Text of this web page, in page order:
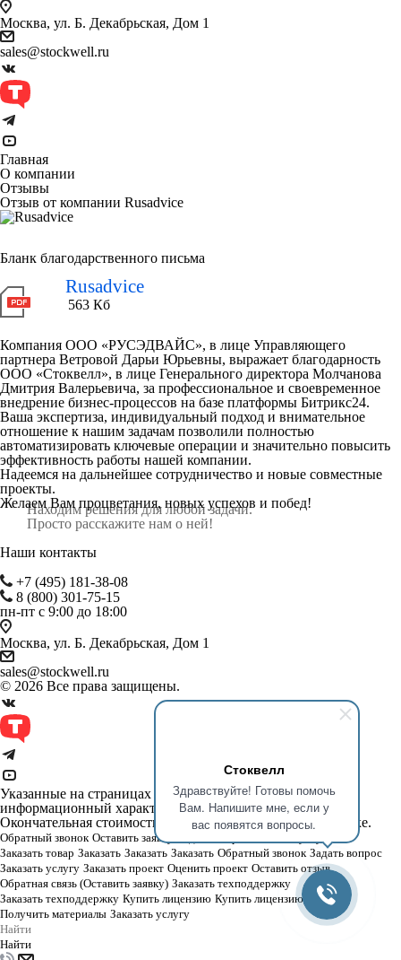
Стоквелл
Здравствуйте! Готовы помочь
Вам. Напишите мне, если у
вас появятся вопросы.
Москва, ул. Б. Декабрьская, Дом 1
sales@stockwell.ru
Главная
О компании
Отзывы
Отзыв от компании Rusadvice
Бланк благодарственного письма
Rusadvice
563 Кб
Компания ООО «РУСЭДВАЙС», в лице Управляющего
партнера Ветровой Дарьи Юрьевны, выражает благодарность
ООО «Стоквелл», в лице Генерального директора Молчанова
Дмитрия Валерьевича, за профессиональное и своевременное
внедрение бизнес-процессов на базе платформы Битрикс24.
Ваша экспертиза, индивидуальный подход и внимательное
отношение к нашим задачам позволили полностью
автоматизировать ключевые операции и значительно повысить
эффективность работы нашей компании.
Надеемся на дальнейшее сотрудничество и новые совместные
проекты.
Желаем Вам процветания, новых успехов и побед!
Находим решения для любой задачи.
Просто расскажите нам о ней!
Наши контакты
+7 (495) 181-38-08
8 (800) 301-75-15
пн-пт с 9:00 до 18:00
Москва, ул. Б. Декабрьская, Дом 1
sales@stockwell.ru
© 2026 Все права защищены.
Указанные на страницах сайта стоимости носят
информационный характер и не является офертой.
Окончательная стоимость будет сформирована при покупке.
Обратный звонок Оставить заявку
Заказать товар Заказать Заказать Заказать Обратный звонок Задать вопрос
Заказать услугу Заказать проект Оценить проект Оставить отзыв
Обратная связь (Оставить заявку) Заказать техподдержку
Заказать техподдержку Купить лицензию Купить лицензию
Получить материалы Заказать услугу
Найти